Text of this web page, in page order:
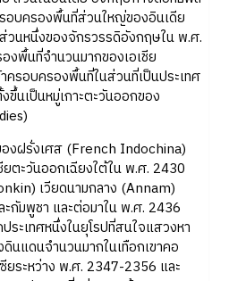
อบครองพื้นที่ส่วนใหญ่ของอินเดีย
วนหนึ่งของจักรวรรดิอังกฤษใน พ.ศ.
พื้นที่จำนวนมากของเอเชีย
ครอบครองพื้นที่ในส่วนที่เป็นประเทศ
นเป็นหมู่เกาะตะวันออกของ
งฝรั่งเศส (French Indochina)
ตะวันออกเฉียงใต้ใน พ.ศ. 2430
เวียดนามกลาง (Annam)
กัมพูชา และต่อมาใน พ.ศ. 2436
ระเทศหนึ่งในยุโรปที่สนใจแสวงหา
นแดนจำนวนมากในเทือกเขาคอ
ยระหว่าง พ.ศ. 2347-2356 และ